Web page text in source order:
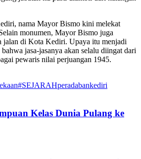
nama Mayor Bismo kini melekat
monumen, Mayor Bismo juga
jalan di Kota Kediri. Upaya itu menjadi
jasa-jasanya akan selalu diingat dari
pewaris nilai perjuangan 1945.
#SEJARAHperadabankediri
Kelas Dunia Pulang ke